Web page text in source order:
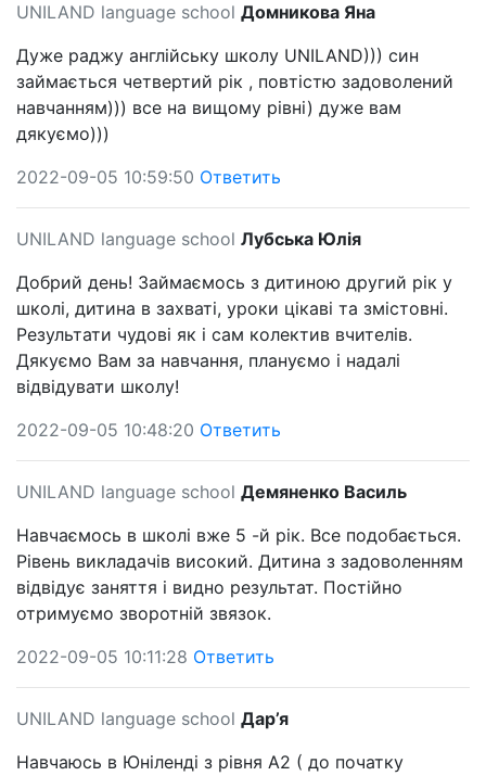
UNILAND language school Домникова Яна
Дуже раджу англійську школу UNILAND))) син
займається четвертий рік , повтістю задоволений
навчанням))) все на вищому рівні) дуже вам
дякуємо)))
2022-09-05 10:59:50 Ответить
UNILAND language school Лубська Юлія
Добрий день! Займаємось з дитиною другий рік у
школі, дитина в захваті, уроки цікаві та змістовні.
Результати чудові як і сам колектив вчителів.
Дякуємо Вам за навчання, плануємо і надалі
відвідувати школу!
2022-09-05 10:48:20 Ответить
UNILAND language school Демяненко Василь
Навчаємось в школі вже 5 -й рік. Все подобається.
Рівень викладачів високий. Дитина з задоволенням
відвідує заняття і видно результат. Постійно
отримуємо зворотній звязок.
2022-09-05 10:11:28 Ответить
UNILAND language school Дар’я
Навчаюсь в Юніленді з рівня А2 ( до початку